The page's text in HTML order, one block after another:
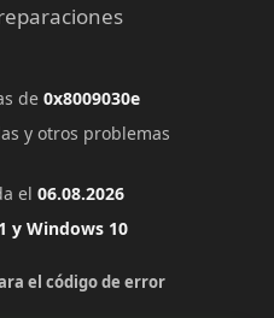
de 0x8009030e
y otros problemas
el 06.08.2026
y Windows 10
el código de error